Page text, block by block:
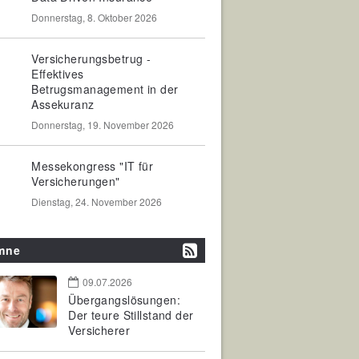
Donnerstag, 8. Oktober 2026
Versicherungsbetrug -
Effektives
Betrugsmanagement in der
Assekuranz
Donnerstag, 19. November 2026
Messekongress "IT für
Versicherungen"
Dienstag, 24. November 2026
09.07.2026
Übergangslösungen:
Der teure Stillstand der
Versicherer